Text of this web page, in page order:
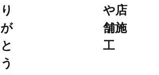
り
が
と
う
や店
舗施
工